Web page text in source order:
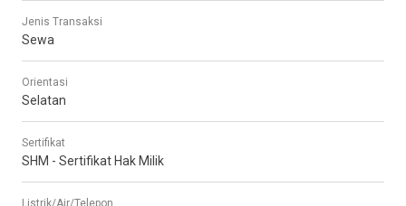
Jenis Transaksi
Sewa
Orientasi
Selatan
Sertifikat
SHM - Sertifikat Hak Milik